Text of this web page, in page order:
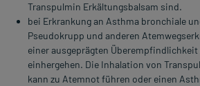
Transpulmin Erkältungsbalsam sind.
bei Erkrankung an Asthma bronchiale
Pseudokrupp und anderen
einer ausgeprägten Überempfindlichkeit
einhergehen. Die Inhalation von
kann zu Atemnot führen oder einen